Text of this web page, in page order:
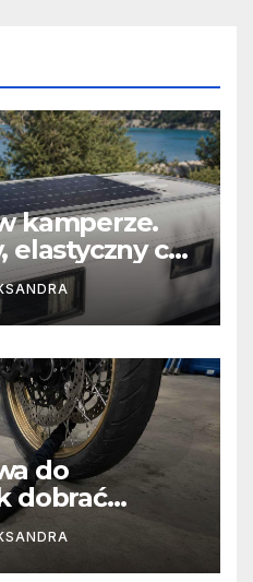
kamperze.
elastyczny czy
do
dobrać
i sposób